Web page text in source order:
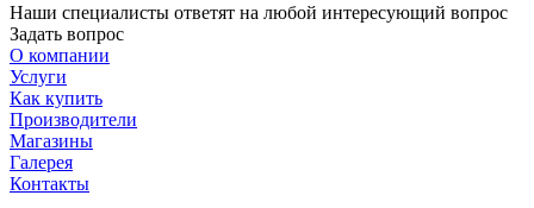
Наши специалисты ответят на любой интересующий вопрос
Задать вопрос
О компании
Услуги
Как купить
Производители
Магазины
Галерея
Контакты